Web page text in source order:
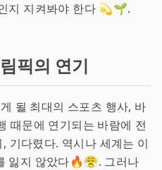
지 지켜봐야 한다 💫🌱.
픽의 연기
될 최대의 스포츠 행사, 바
때문에 연기되는 바람에 전
기다렸다. 역시나 세계는 이
잃지 않았다🔥😤. 그러나